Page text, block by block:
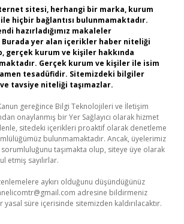
sitesi, herhangi bir marka, kurum
hiçbir bağlantısı bulunmamaktadır.
hazırladığımız makaleler
Burada yer alan içerikler haber niteliği
gerçek kurum ve kişiler hakkında
Gerçek kurum ve kişiler ile isim
tesadüfidir. Sitemizdeki bilgiler
tavsiye niteliği taşımazlar.
gereğince Bilgi Teknolojileri ve İletişim
onaylanmış bir Yer Sağlayıcı olarak hizmet
sitedeki içerikleri proaktif olarak denetleme
bulunmamaktadır. Ancak, üyelerimiz
sorumluluğunu taşımakta olup, siteye üye olarak
etmiş sayılırlar.
aykırı olduğunu düşündüğünüz
adresine bildirmeniz
süre içerisinde sitemizden kaldırılacaktır.